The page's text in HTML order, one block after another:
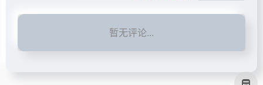
暂无评论...